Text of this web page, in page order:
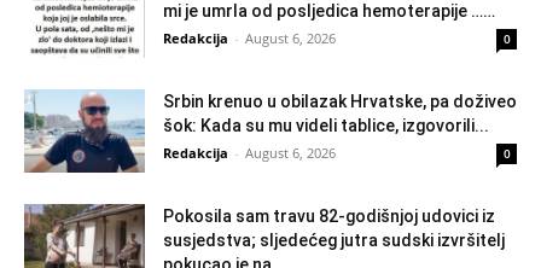
mi je umrla od posljedica hemoterapije ……
Redakcija - August 6, 2026 0
Srbin krenuo u obilazak Hrvatske, pa doživeo
šok: Kada su mu videli tablice, izgovorili...
Redakcija - August 6, 2026 0
Pokosila sam travu 82-godišnjoj udovici iz
susjedstva; sljedećeg jutra sudski izvršitelj